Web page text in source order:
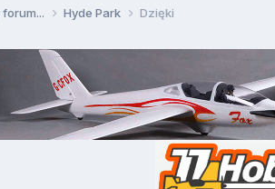
Hyde Park Dzięki